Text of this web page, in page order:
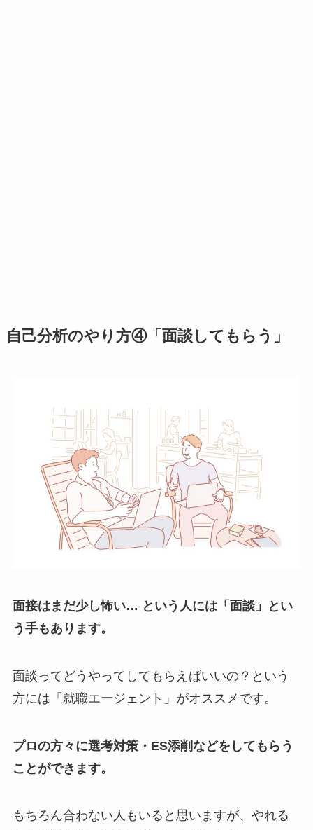
自己分析のやり方④「面談してもらう」
面接はまだ少し怖い… という人には「面談」とい
う手もあります。
面談ってどうやってしてもらえばいいの？という
方には「就職エージェント」がオススメです。
プロの方々に選考対策・ES添削などをしてもらう
ことができます。
もちろん合わない人もいると思いますが、やれる